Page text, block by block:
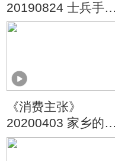
20190824 士兵手中
的大炮
《消费主张》
20200403 家乡的味
道：无辣不欢湖南